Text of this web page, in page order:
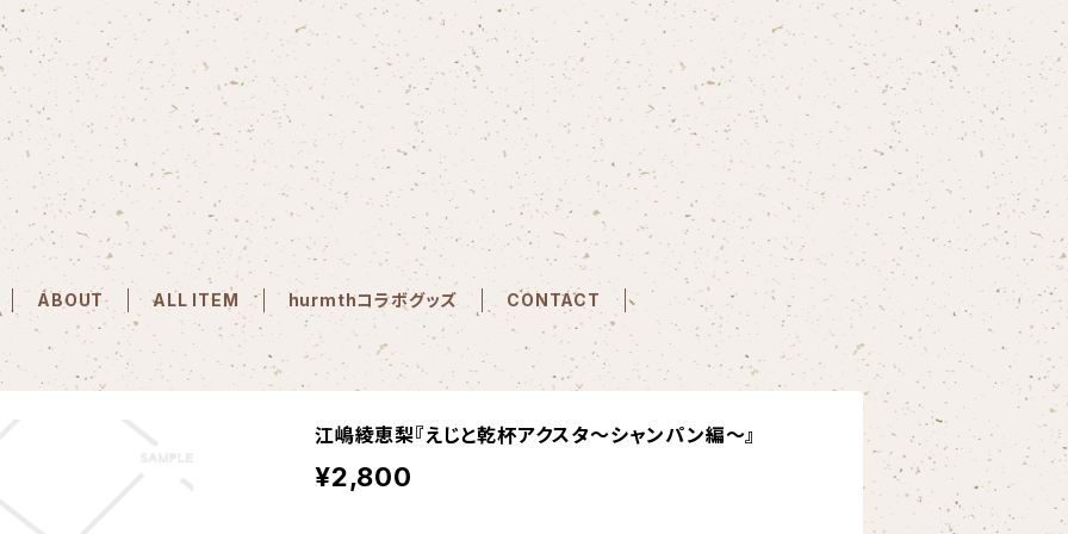
ABOUT ALL ITEM hurmthコラボグッズ CONTACT
江嶋綾恵梨『えじと乾杯アクスタ〜シャンパン編〜』
¥2,800